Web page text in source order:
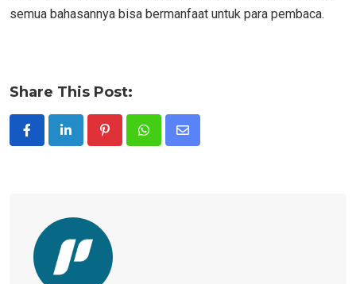
semua bahasannya bisa bermanfaat untuk para pembaca.
Share This Post:
PinterestWhatsappShare